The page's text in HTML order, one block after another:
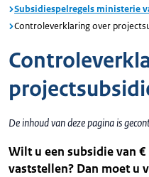
Subsidiespelregels ministerie
Controleverklaring over
De inhoud van deze pagina is
Wilt u een subsidie van
vaststellen? Dan moet u